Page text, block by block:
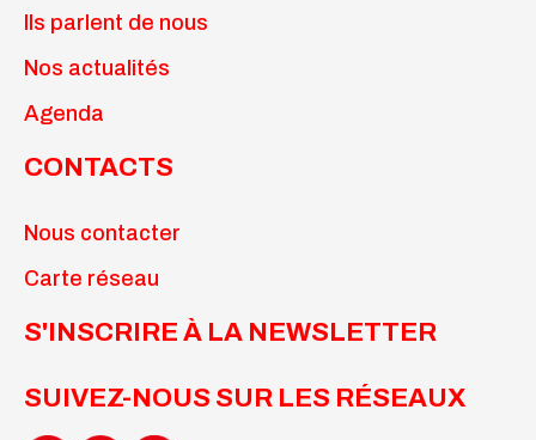
Ils parlent de nous
Nos actualités
Agenda
CONTACTS
Nous contacter
Carte réseau
S'INSCRIRE À LA NEWSLETTER
SUIVEZ-NOUS SUR LES RÉSEAUX